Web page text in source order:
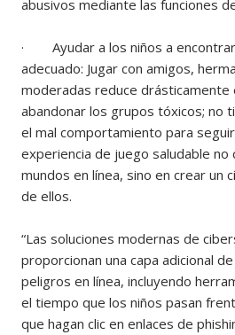
abusivos mediante las funciones
· Ayudar a los niños a
adecuado: Jugar con amigos,
moderadas reduce drásticamente
abandonar los grupos tóxicos; no
el mal comportamiento para
experiencia de juego saludable
mundos en línea, sino en crear un
de ellos.
“Las soluciones modernas de
proporcionan una capa adicional
peligros en línea, incluyendo
el tiempo que los niños pasan
que hagan clic en enlaces de